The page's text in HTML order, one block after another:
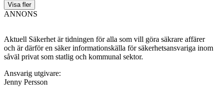
Visa fler
ANNONS
Aktuell Säkerhet är tidningen för alla som vill göra säkrare affärer
och är därför en säker informationskälla för säkerhets­ansvariga inom
såväl privat som statlig och kommunal sektor.
Ansvarig utgivare:
Jenny Persson